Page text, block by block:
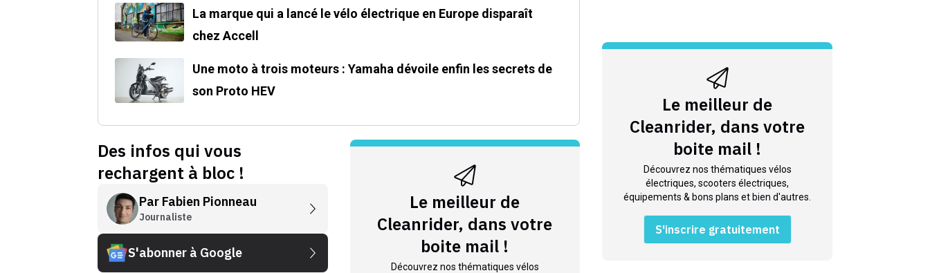
La marque qui a lancé le vélo électrique en Europe disparaît
chez Accell
Une moto à trois moteurs : Yamaha dévoile enfin les secrets de
son Proto HEV
Des infos qui vous
rechargent à bloc !
Par Fabien Pionneau
Journaliste
S'abonner à Google
Le meilleur de
Cleanrider, dans votre
boite mail !
Découvrez nos thématiques vélos
Le meilleur de
Cleanrider, dans votre
boite mail !
Découvrez nos thématiques vélos
électriques, scooters électriques,
équipements & bons plans et bien d'autres.
S'inscrire gratuitement